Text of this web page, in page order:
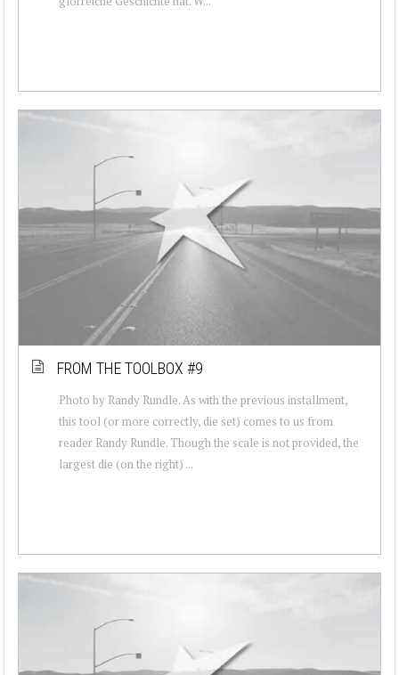
FROM THE TOOLBOX #9
Photo by Randy Rundle. As with the previous installment,
this tool (or more correctly, die set) comes to us from
reader Randy Rundle. Though the scale is not provided, the
largest die (on the right) ...